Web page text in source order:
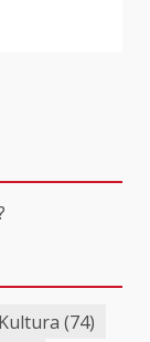
Kultura (74)